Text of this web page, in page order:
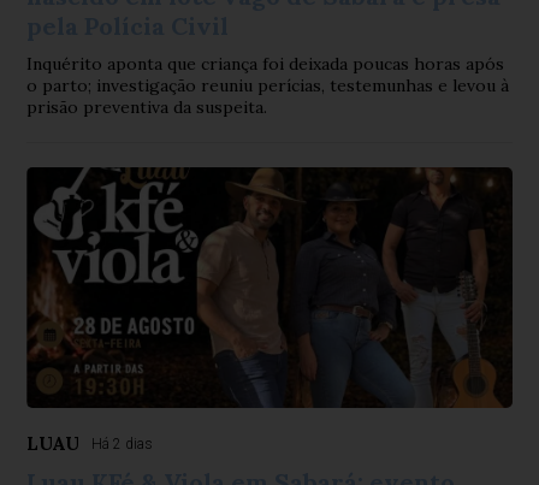
Inquérito aponta que criança foi deixada poucas horas após
o parto; investigação reuniu perícias, testemunhas e levou à
prisão preventiva da suspeita.
LUAU Há 2 dias